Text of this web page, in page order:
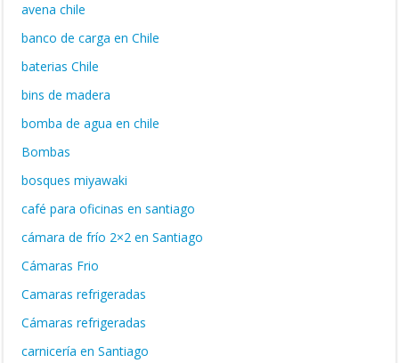
avena chile
banco de carga en Chile
baterias Chile
bins de madera
bomba de agua en chile
Bombas
bosques miyawaki
café para oficinas en santiago
cámara de frío 2×2 en Santiago
Cámaras Frio
Camaras refrigeradas
Cámaras refrigeradas
carnicería en Santiago